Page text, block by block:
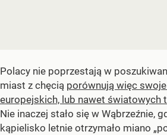
Polacy nie poprzestają w
miast z chęcią porównują więc
europejskich, lub nawet światowych
Nie inaczej stało się w Wąbrzeźnie,
kąpielisko letnie otrzymało miano